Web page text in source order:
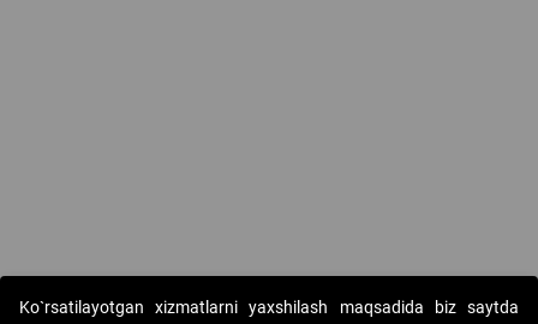
Ko`rsatilayotgan xizmatlarni yaxshilash maqsadida biz saytda